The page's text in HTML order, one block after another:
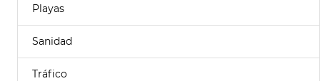
Playas
Sanidad
Tráfico